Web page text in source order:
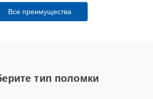
Все преимущества
тип поломки